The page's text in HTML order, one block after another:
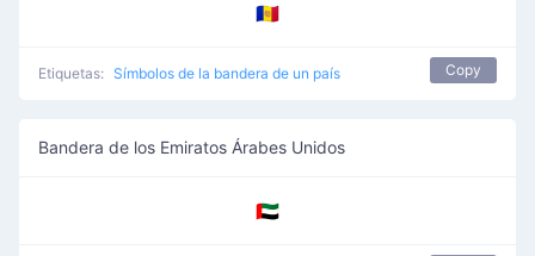
🇦🇩
Etiquetas: Símbolos de la bandera de un país Copy
Bandera de los Emiratos Árabes Unidos
🇦🇪